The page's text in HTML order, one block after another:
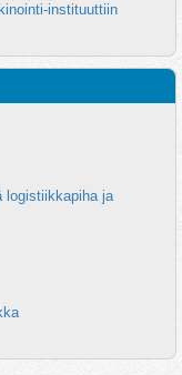
instituuttiin
logistiikkapiha ja